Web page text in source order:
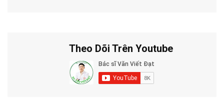
Theo Dõi Trên Youtube